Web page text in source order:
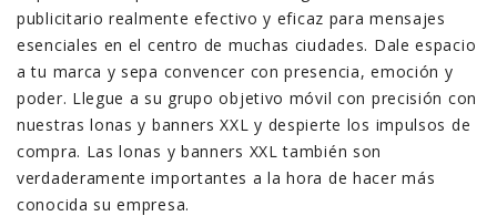
publicitario realmente efectivo y eficaz para mensajes
esenciales en el centro de muchas ciudades. Dale espacio
a tu marca y sepa convencer con presencia, emoción y
poder. Llegue a su grupo objetivo móvil con precisión con
nuestras lonas y banners XXL y despierte los impulsos de
compra. Las lonas y banners XXL también son
verdaderamente importantes a la hora de hacer más
conocida su empresa.